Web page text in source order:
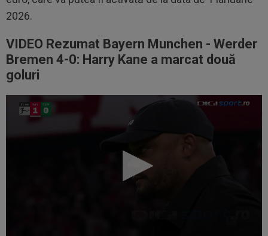
2026.
VIDEO Rezumat Bayern Munchen - Werder
Bremen 4-0: Harry Kane a marcat două
goluri